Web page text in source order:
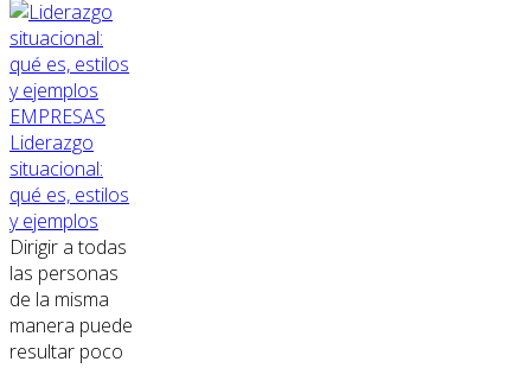
EMPRESAS
Liderazgo
situacional:
qué es, estilos
y ejemplos
Dirigir a todas
las personas
de la misma
manera puede
resultar poco